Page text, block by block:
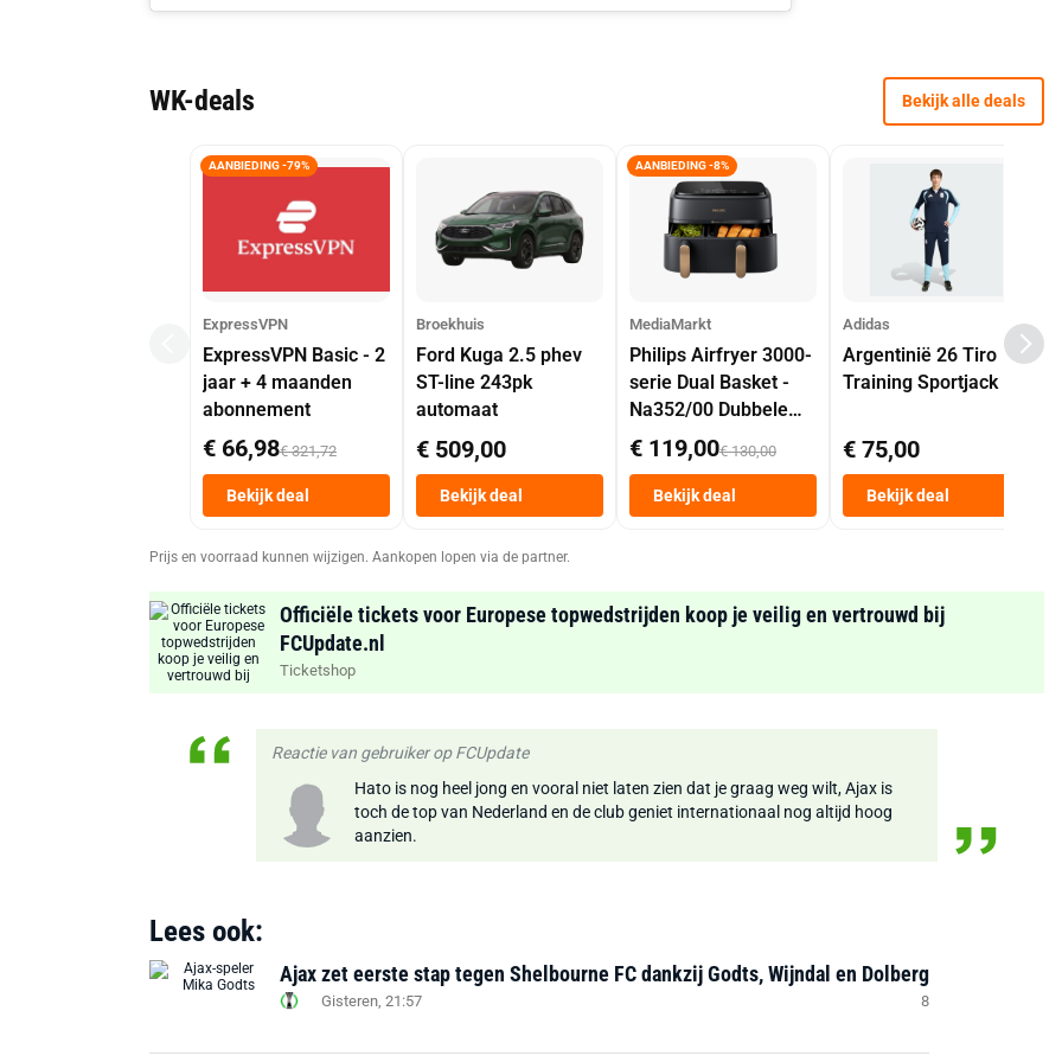
WK-deals Bekijk alle deals
AANBIEDING -79%
ExpressVPN
ExpressVPN Basic - 2
jaar + 4 maanden
abonnement
€ 66,98€ 321,72
Bekijk deal
Broekhuis
Ford Kuga 2.5 phev
ST-line 243pk
automaat
€ 509,00
Bekijk deal
AANBIEDING -8%
MediaMarkt
Philips Airfryer 3000-
serie Dual Basket -
Na352/00 Dubbele
Mand 9 L Tot 6
Personen
Heteluchtfriteuse
Zwart
€ 119,00€ 130,00
Bekijk deal
Adidas
Argentinië 26 Tiro
Training Sportjack
€ 75,00
Bekijk deal
Prijs en voorraad kunnen wijzigen. Aankopen lopen via de partner.
Officiële tickets voor Europese topwedstrijden koop je veilig en vertrouwd bij
FCUpdate.nl
Ticketshop
Reactie van gebruiker op FCUpdate
Hato is nog heel jong en vooral niet laten zien dat je graag weg wilt, Ajax is
toch de top van Nederland en de club geniet internationaal nog altijd hoog
aanzien.
Lees ook:
Ajax zet eerste stap tegen Shelbourne FC dankzij Godts, Wijndal en Dolberg
Gisteren, 21:57 8